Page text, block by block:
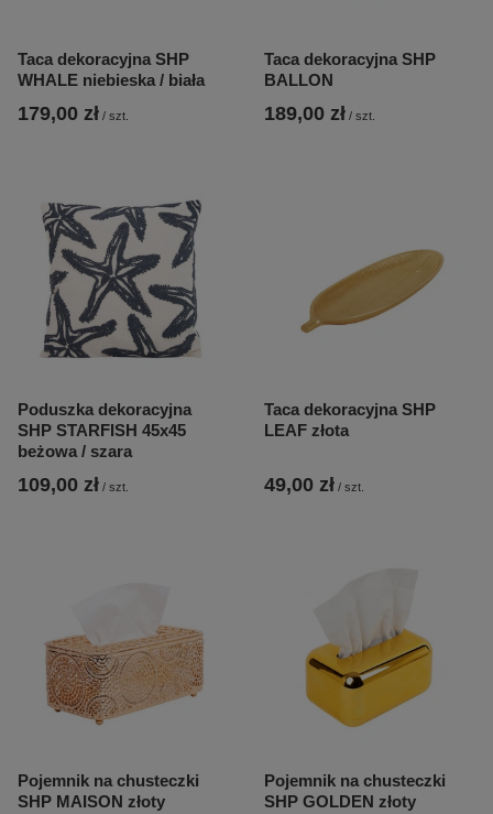
Taca dekoracyjna SHP
WHALE niebieska / biała
179,00 zł / szt.
Taca dekoracyjna SHP
BALLON
189,00 zł / szt.
Poduszka dekoracyjna
SHP STARFISH 45x45
beżowa / szara
109,00 zł / szt.
Taca dekoracyjna SHP
LEAF złota
49,00 zł / szt.
Pojemnik na chusteczki
SHP MAISON złoty
Pojemnik na chusteczki
SHP GOLDEN złoty